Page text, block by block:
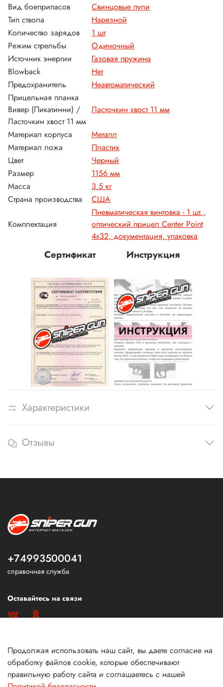
Вид боеприпасов
Свинцовые пули
Тип ствола
Нарезной
Количество зарядов
1 шт
Режим стрельбы
Одиночный
Источник энергии
Газовая пружина
Blowback
Нет
Предохранитель
Неавтоматический
Прицельная планка
Вивер (Пикатинни) /
Ласточкин хвост 11 мм
Ласточкин хвост 11 мм
Материал корпуса
Металл
Материал ложа
Пластик
Цвет
Черный
Размер
1156 мм
Масса
3.5 кг
Страна производства
США
Комплектация
Пневматическая винтовка - 1 шт.,
оптический прицел Center Point
4x32, документация, упаковка
Сертификат Инструкция
Характеристики
Отзывы
+74993500041
справочная служба
Оставайтесь на связи
Продолжая использовать наш сайт, вы даете согласие на
обработку файлов cookie, которые обеспечивают
правильную работу сайта и соглашаетесь с нашей